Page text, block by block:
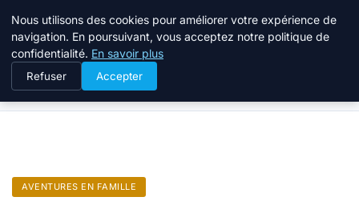
Tourisme Landes
Accueil Aventures en famille
AVENTURES EN FAMILLE
Nous utilisons des cookies pour améliorer votre expérience de
navigation. En poursuivant, vous acceptez notre politique de
confidentialité. En savoir plus
Refuser Accepter